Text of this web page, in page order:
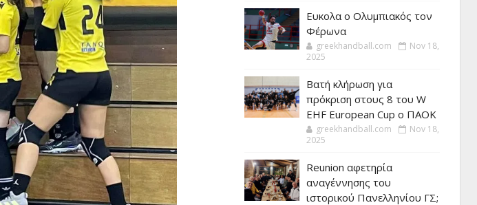
Ευκολα ο Ολυμπιακός τον
Φέρωνα
greekhandball.com
Nov 18,
2025
Βατή κλήρωση για
πρόκριση στους 8 του W
EHF European Cup ο ΠΑΟΚ
greekhandball.com
Nov 18,
2025
Reunion αφετηρία
αναγέννησης του
ιστορικού Πανελληνίου ΓΣ;